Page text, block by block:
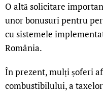
O altă solicitare
unor bonusuri pentru
cu sistemele
România.
În prezent, mulți șoferi
combustibilului, a